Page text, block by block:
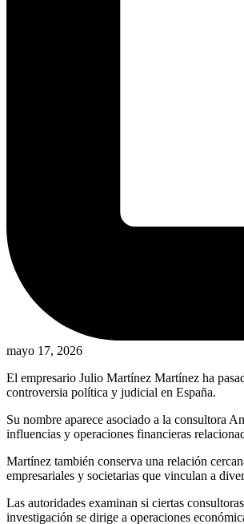
mayo 17, 2026
El empresario Julio Martínez Martínez ha
controversia política y judicial en España.
Su nombre aparece asociado a la consultora
influencias y operaciones financieras
Martínez también conserva una relación
empresariales y societarias que vinculan a
Las autoridades examinan si ciertas
investigación se dirige a operaciones